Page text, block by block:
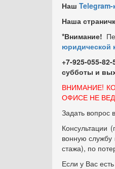
Наш Telegram-
Наша
*Внимание!
юридической
+7-925-055-82-
субботы и
ВНИМАНИЕ!
ОФИСЕ НЕ
Задать вопрос
Консультации
вонную службу
стажа), по
Если у Вас